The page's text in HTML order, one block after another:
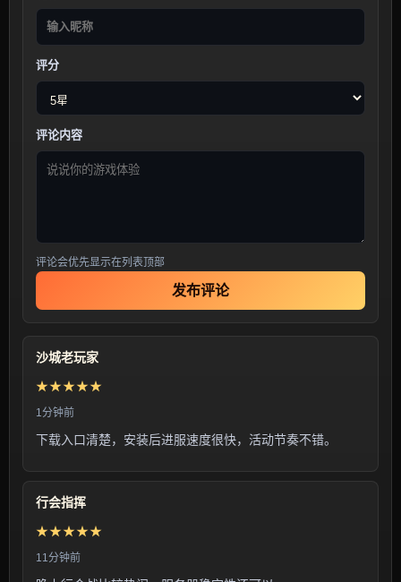
评分
评论内容
评论会优先显示在列表顶部
发布评论
沙城老玩家
★★★★★
1分钟前
下载入口清楚，安装后进服速度很快，活动节奏不错。
行会指挥
★★★★★
11分钟前